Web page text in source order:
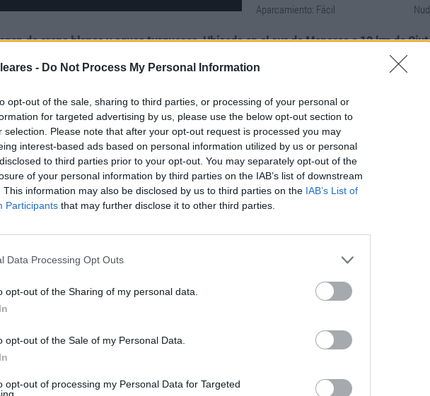
- Do Not Process My Personal Information
opt-out of the sale, sharing to third parties, or processing of your personal or
for targeted advertising by us, please use the below opt-out section to
selection. Please note that after your opt-out request is processed you may
interest-based ads based on personal information utilized by us or personal
to third parties prior to your opt-out. You may separately opt-out of the
of your personal information by third parties on the IAB’s list of downstream
This information may also be disclosed by us to third parties on the IAB’s List of
Participants that may further disclose it to other third parties.
Data Processing Opt Outs
opt-out of the Sharing of my personal data.
opt-out of the Sale of my Personal Data.
opt-out of processing my Personal Data for Targeted
Aparcamiento: Fácil
de arena blanca y aguas turquesas. Ubicada en el sur de Menorca a 13 km de
es escasa, podrán alejarse bastante de la orilla haciendo pie.
se olviden de llevar agua para pasar el día.
de Son Saura o hacía Cala Turqueta. Recomendamos aparcar en el aparcamiento
desde la playa de Son Saura verán un sendero a la izquierda, por él deberán caminar